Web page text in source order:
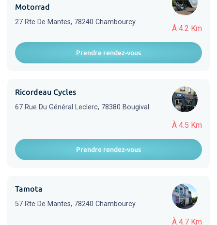
À 4.2 Km
Motorrad
27 Rte De Mantes, 78240 Chambourcy
Prendre rendez-vous
À 4.5 Km
Ricordeau Cycles
67 Rue Du Général Leclerc, 78380 Bougival
Prendre rendez-vous
À 4.7 Km
Tamota
57 Rte De Mantes, 78240 Chambourcy